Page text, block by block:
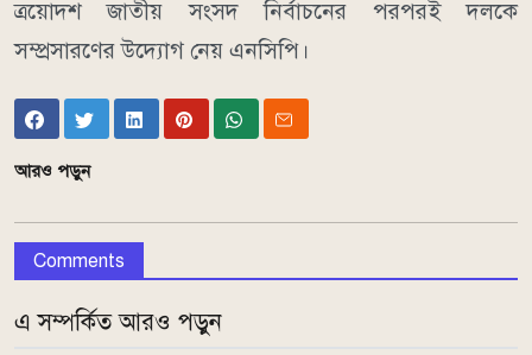
ত্রয়োদশ জাতীয় সংসদ নির্বাচনের পরপরই দলকে
সম্প্রসারণের উদ্যোগ নেয় এনসিপি।
আরও পড়ুন
Comments
এ সম্পর্কিত আরও পড়ুন